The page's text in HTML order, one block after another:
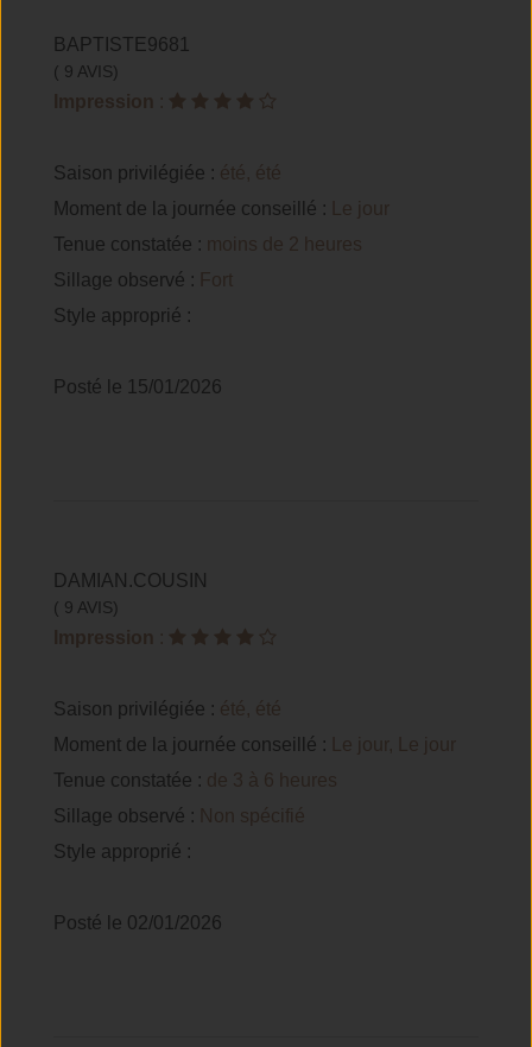
BAPTISTE9681
( 9 AVIS)
Impression :
Saison privilégiée : été, été
Moment de la journée conseillé :
Le jour
Tenue constatée :
moins de 2 heures
Sillage observé : Fort
Style approprié :
Posté le 15/01/2026
DAMIAN.COUSIN
( 9 AVIS)
Impression :
Saison privilégiée : été, été
Moment de la journée conseillé :
Le jour, Le jour
Tenue constatée : de 3 à 6 heures
Sillage observé : Non spécifié
Style approprié :
Posté le 02/01/2026